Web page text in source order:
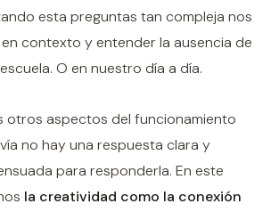
esta preguntas tan compleja nos
contexto y entender la ausencia de
O en nuestro día a día.
otros aspectos del funcionamiento
no hay una respuesta clara y
para responderla. En este
la creatividad como la conexión